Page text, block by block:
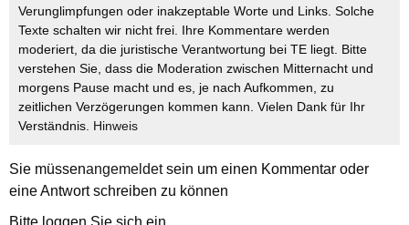
Verunglimpfungen oder inakzeptable Worte und Links. Solche
Texte schalten wir nicht frei. Ihre Kommentare werden
moderiert, da die juristische Verantwortung bei TE liegt. Bitte
verstehen Sie, dass die Moderation zwischen Mitternacht und
morgens Pause macht und es, je nach Aufkommen, zu
zeitlichen Verzögerungen kommen kann. Vielen Dank für Ihr
Verständnis. Hinweis
Sie müssenangemeldetsein um einen Kommentar oder
eine Antwort schreiben zu können
Bitte loggen Sie sich ein